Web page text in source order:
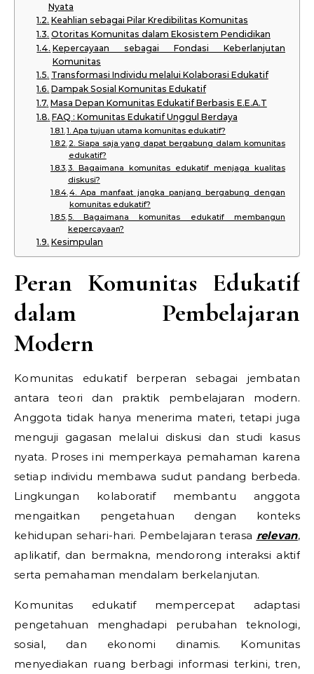
Nyata
Keahlian sebagai Pilar Kredibilitas Komunitas
Otoritas Komunitas dalam Ekosistem Pendidikan
Kepercayaan sebagai Fondasi Keberlanjutan
Komunitas
Transformasi Individu melalui Kolaborasi Edukatif
Dampak Sosial Komunitas Edukatif
Masa Depan Komunitas Edukatif Berbasis E.E.A.T
FAQ : Komunitas Edukatif Unggul Berdaya
1. Apa tujuan utama komunitas edukatif?
2. Siapa saja yang dapat bergabung dalam komunitas
edukatif?
3. Bagaimana komunitas edukatif menjaga kualitas
diskusi?
4. Apa manfaat jangka panjang bergabung dengan
komunitas edukatif?
5. Bagaimana komunitas edukatif membangun
kepercayaan?
Kesimpulan
Peran Komunitas Edukatif
dalam Pembelajaran
Modern
Komunitas edukatif berperan sebagai jembatan
antara teori dan praktik pembelajaran modern.
Anggota tidak hanya menerima materi, tetapi juga
menguji gagasan melalui diskusi dan studi kasus
nyata. Proses ini memperkaya pemahaman karena
setiap individu membawa sudut pandang berbeda.
Lingkungan kolaboratif membantu anggota
mengaitkan pengetahuan dengan konteks
kehidupan sehari-hari. Pembelajaran terasa relevan,
aplikatif, dan bermakna, mendorong interaksi aktif
serta pemahaman mendalam berkelanjutan.
Komunitas edukatif mempercepat adaptasi
pengetahuan menghadapi perubahan teknologi,
sosial, dan ekonomi dinamis. Komunitas
menyediakan ruang berbagi informasi terkini, tren,